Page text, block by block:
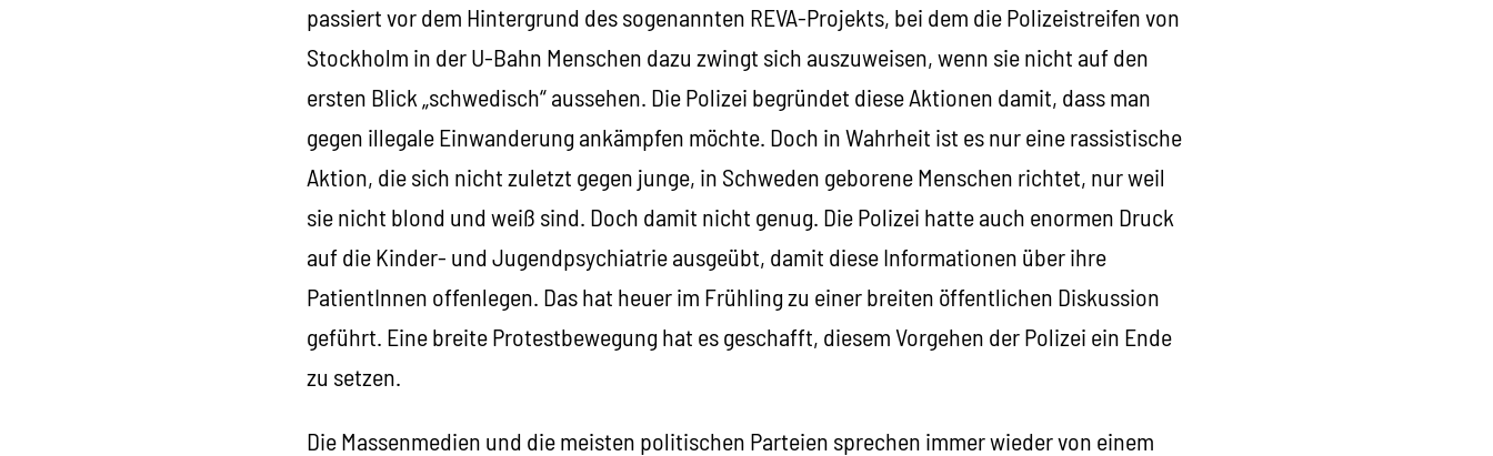
passiert vor dem Hintergrund des sogenannten REVA-Projekts, bei dem die Polizeistreifen von
Stockholm in der U-Bahn Menschen dazu zwingt sich auszuweisen, wenn sie nicht auf den
ersten Blick „schwedisch“ aussehen. Die Polizei begründet diese Aktionen damit, dass man
gegen illegale Einwanderung ankämpfen möchte. Doch in Wahrheit ist es nur eine rassistische
Aktion, die sich nicht zuletzt gegen junge, in Schweden geborene Menschen richtet, nur weil
sie nicht blond und weiß sind. Doch damit nicht genug. Die Polizei hatte auch enormen Druck
auf die Kinder- und Jugendpsychiatrie ausgeübt, damit diese Informationen über ihre
PatientInnen offenlegen. Das hat heuer im Frühling zu einer breiten öffentlichen Diskussion
geführt. Eine breite Protestbewegung hat es geschafft, diesem Vorgehen der Polizei ein Ende
zu setzen.
Die Massenmedien und die meisten politischen Parteien sprechen immer wieder von einem